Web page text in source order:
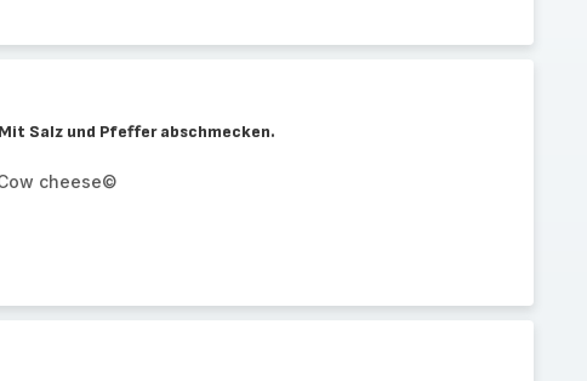
Salz und Pfeffer abschmecken.
cheese©